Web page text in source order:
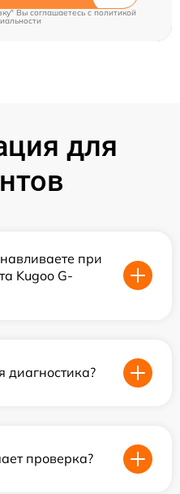
Вы соглашаетесь cполитикой
для
при
Kugoo G-
диагностика?
проверка?